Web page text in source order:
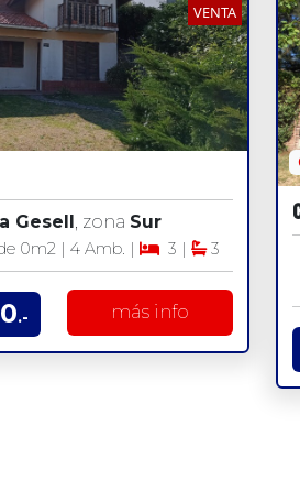
VENTA
Gesell , zona Sur
0m2 | 4 Amb. | 3 | 3
.- más info